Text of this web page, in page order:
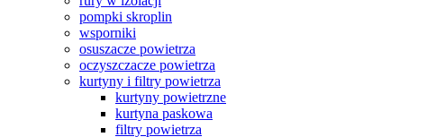
pompki skroplin
wsporniki
osuszacze powietrza
oczyszczacze powietrza
kurtyny i filtry powietrza
kurtyny powietrzne
kurtyna paskowa
filtry powietrza